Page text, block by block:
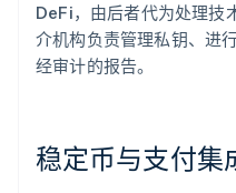
DeFi，由后者代为处理技
介机构负责管理私钥、进
经审计的报告。
稳定币与支付集